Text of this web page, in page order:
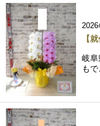
2026
【
岐
も